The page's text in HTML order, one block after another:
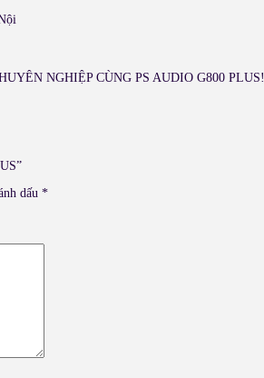
NGHIỆP CÙNG PS AUDIO G800 PLUS!
dấu *